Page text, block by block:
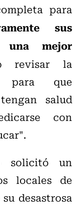
para
sus
una mejor
revisar la
para que
salud
con
solicitó un
locales de
desastrosa